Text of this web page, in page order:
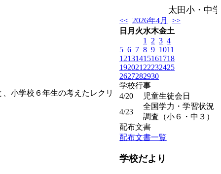
太田小・中
小学校６年生の考えたレクリ
<< 2026年4月
>>
日 月 火水木金土
1
2 3 4
5 6 7 8 9 1011
12131415161718
192021 22232425
2627282930
学校行事
4/20
児童生徒会日
4/23
全国学力・学習状況
調査（小６・中３）
配布文書
配布文書一覧
学校だより